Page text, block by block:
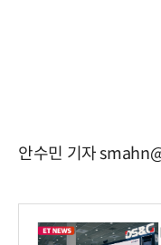
안수민 기자